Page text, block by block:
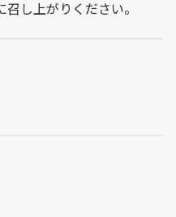
し上がりください。